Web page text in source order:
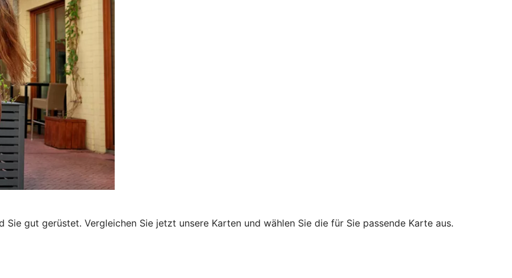
gut gerüstet. Vergleichen Sie jetzt unsere Karten und wählen Sie die für Sie passende Karte aus.